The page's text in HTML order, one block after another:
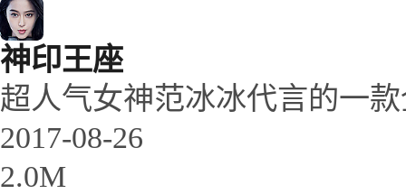
神印王座
超人气女神范冰冰代言的一
2017-08-26
2.0M